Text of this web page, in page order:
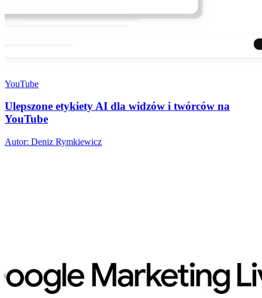
YouTube
Ulepszone etykiety AI dla widzów i twórców na
YouTube
Autor: Deniz Rymkiewicz